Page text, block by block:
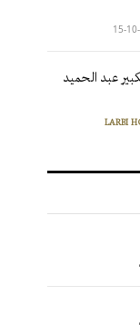
عبد الحميد
LARBI